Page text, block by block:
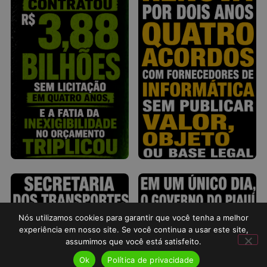
Nós utilizamos cookies para garantir que você tenha a melhor
experiência em nosso site. Se você continua a usar este site,
assumimos que você está satisfeito.
Ok
Política de privacidade